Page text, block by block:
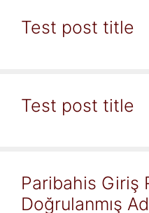
Test post title
Test post title
Paribahis Giriş
Doğrulanmış